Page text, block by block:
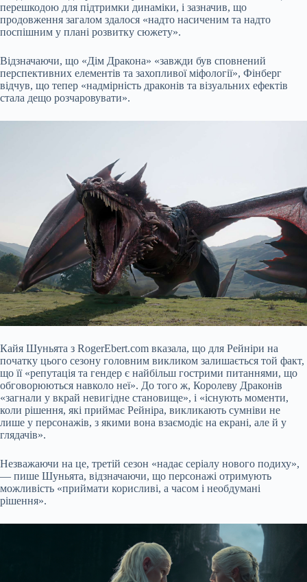
перешкодою для підтримки динаміки, і зазначив, що
продовження загалом здалося «надто насиченим та надто
поспішним у плані розвитку сюжету».
Відзначаючи, що «Дім Дракона» «завжди був сповнений
перспективних елементів та захопливої міфології», Фінберг
відчув, що тепер «надмірність драконів та візуальних ефектів
стала дещо розчаровувати».
Кайя Шуньята з RogerEbert.com вказала, що для Рейніри на
початку цього сезону головним викликом залишається той факт,
що її «репутація та гендер є найбільш гострими питаннями, що
обговорюються навколо неї». До того ж, Королеву Драконів
«загнали у вкрай невигідне становище», і «існують моменти,
коли рішення, які приймає Рейніра, викликають сумніви не
лише у персонажів, з якими вона взаємодіє на екрані, але й у
глядачів».
Незважаючи на це, третій сезон «надає серіалу нового подиху»,
— пише Шуньята, відзначаючи, що персонажі отримують
можливість «приймати корисливі, а часом і необдумані
рішення».